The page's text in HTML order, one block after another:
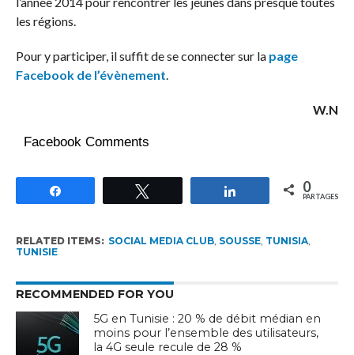
les régions.
Pour y participer, il suffit de se connecter sur la page
Facebook de l’évènement.
W.N
Facebook Comments
Partagez 0
PARTAGES
RELATED ITEMS: SOCIAL MEDIA CLUB, SOUSSE, TUNISIA,
TUNISIE
RECOMMENDED FOR YOU
5G en Tunisie : 20 % de débit médian en
moins pour l’ensemble des utilisateurs,
la 4G seule recule de 28 %